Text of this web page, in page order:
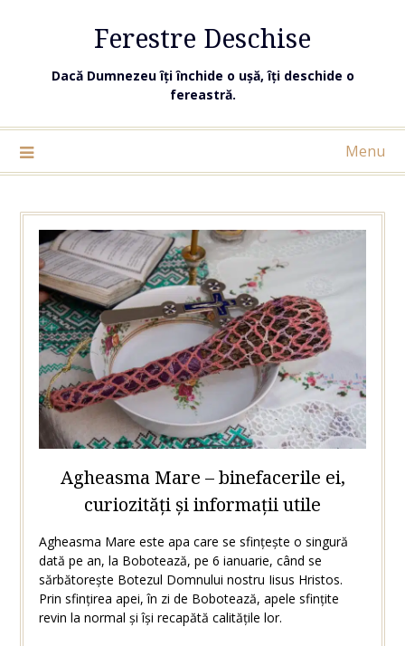
Ferestre Deschise
Dacă Dumnezeu îți închide o ușă, îți deschide o
fereastră.
Menu
Agheasma Mare – binefacerile ei,
curiozități și informații utile
Agheasma Mare este apa care se sfințește o singură
dată pe an, la Bobotează, pe 6 ianuarie, când se
sărbătorește Botezul Domnului nostru Iisus Hristos.
Prin sfințirea apei, în zi de Bobotează, apele sfințite
revin la normal și își recapătă calitățile lor.